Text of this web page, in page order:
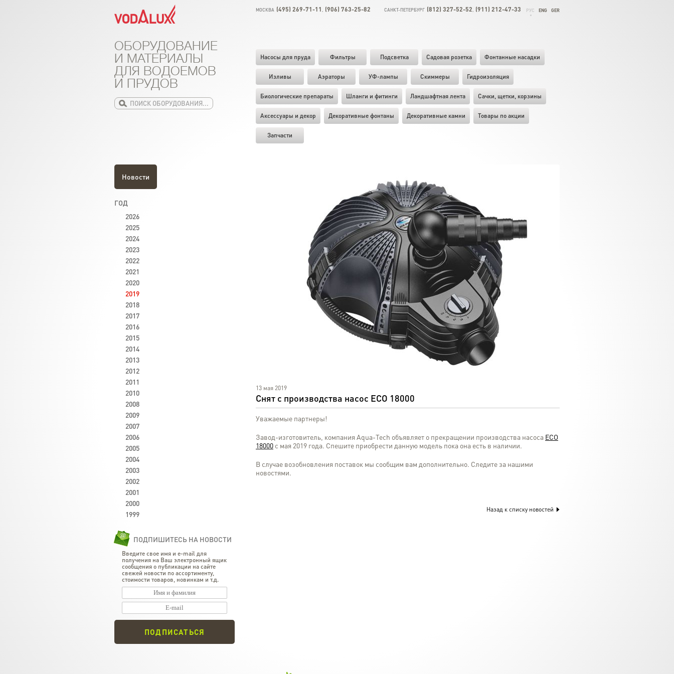
МОСКВА (495) 269-71-11 (906) 763-25-82 САНКТ-ПЕТЕРБУРГ (812) 327-52-52 (911) 212-47-33 РУС ENG GER
Насосы для пруда Фильтры Подсветка Садовая розетка Фонтанные насадки
Изливы Аэраторы УФ-лампы Скиммеры Гидроизоляция
Биологические препараты Шланги и фитинги Ландшафтная лента Cачки, щетки, корзины
Аксессуары и декор Декоративные фонтаны Декоративные камни Товары по акции
Запчасти
ОБОРУДОВАНИЕ
И МАТЕРИАЛЫ
ДЛЯ ВОДОЕМОВ
И ПРУДОВ
13 мая 2019
Снят с производства насос ECO 18000
Уважаемые партнеры!
Завод-изготовитель, компания Aqua-Tech объявляет о прекращении производства насоса ECO
18000 c мая 2019 года. Спешите приобрести данную модель пока она есть в наличии.
В случае возобновления поставок мы сообщим вам дополнительно. Следите за нашими
новостями.
Назад к списку новостей
Новости
ГОД
2026
2025
2024
2023
2022
2021
2020
2019
2018
2017
2016
2015
2014
2013
2012
2011
2010
2008
2009
2007
2006
2005
2004
2003
2002
2001
2000
1999
ПОДПИШИТЕСЬ НА НОВОСТИ
Введите свое имя и e-mail для
получения на Ваш электронный ящик
сообщения о публикации на сайте
свежей новости по ассортименту,
стоимости товаров, новинкам и т.д.
ПОДПИСАТЬСЯ